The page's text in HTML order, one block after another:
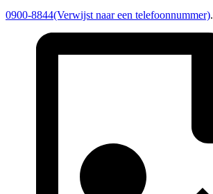
0900-8844(Verwijst naar een telefoonnummer).